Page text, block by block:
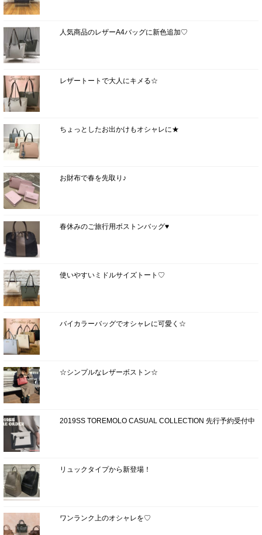
人気商品のレザーA4バッグに新色追加♡
レザートートで大人にキメる☆
ちょっとしたお出かけもオシャレに★
お財布で春を先取り♪
春休みのご旅行用ボストンバッグ♥
使いやすいミドルサイズトート♡
バイカラーバッグでオシャレに可愛く☆
☆シンプルなレザーボストン☆
2019SS TOREMOLO CASUAL COLLECTION 先行予約受付中
リュックタイプから新登場！
ワンランク上のオシャレを♡